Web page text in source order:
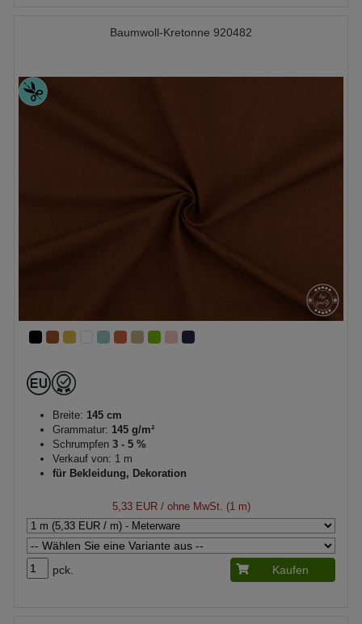
Baumwoll-Kretonne 920482
Breite: 145 cm
Grammatur: 145 g/m²
Schrumpfen 3 - 5 %
Verkauf von: 1 m
für Bekleidung, Dekoration
5,33 EUR/ ohne MwSt. (1 m)
pck. Kaufen